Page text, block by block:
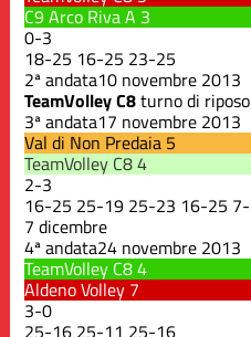
C9 Arco Riva A 3
0-3
18-25 16-25 23-25
2ª andata10 novembre 2013
TeamVolley C8turno di riposo
3ª andata17 novembre 2013
Val di Non Predaia 5
TeamVolley C84
2-3
16-25 25-19 25-23 16-25 7-
7 dicembre
4ª andata24 novembre 2013
TeamVolley C84
Aldeno Volley 7
3-0
25-16 25-11 25-16